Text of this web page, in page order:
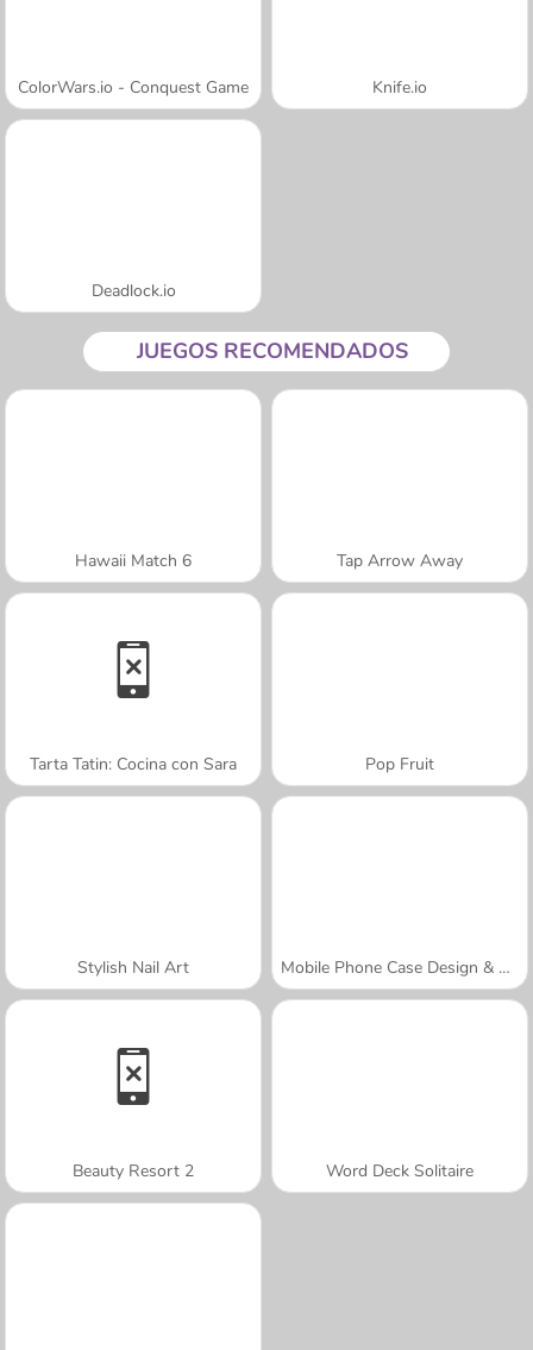
ColorWars.io - Conquest Game Knife.io
Deadlock.io
JUEGOS RECOMENDADOS
Hawaii Match 6 Tap Arrow Away
Tarta Tatin: Cocina con Sara Pop Fruit
Stylish Nail Art Mobile Phone Case Design & DIY
Beauty Resort 2 Word Deck Solitaire